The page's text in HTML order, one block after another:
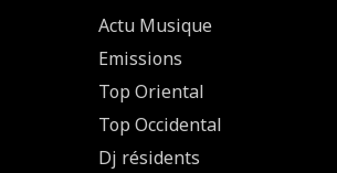
Actu Musique
Emissions
Top Oriental
Top Occidental
Dj résidents